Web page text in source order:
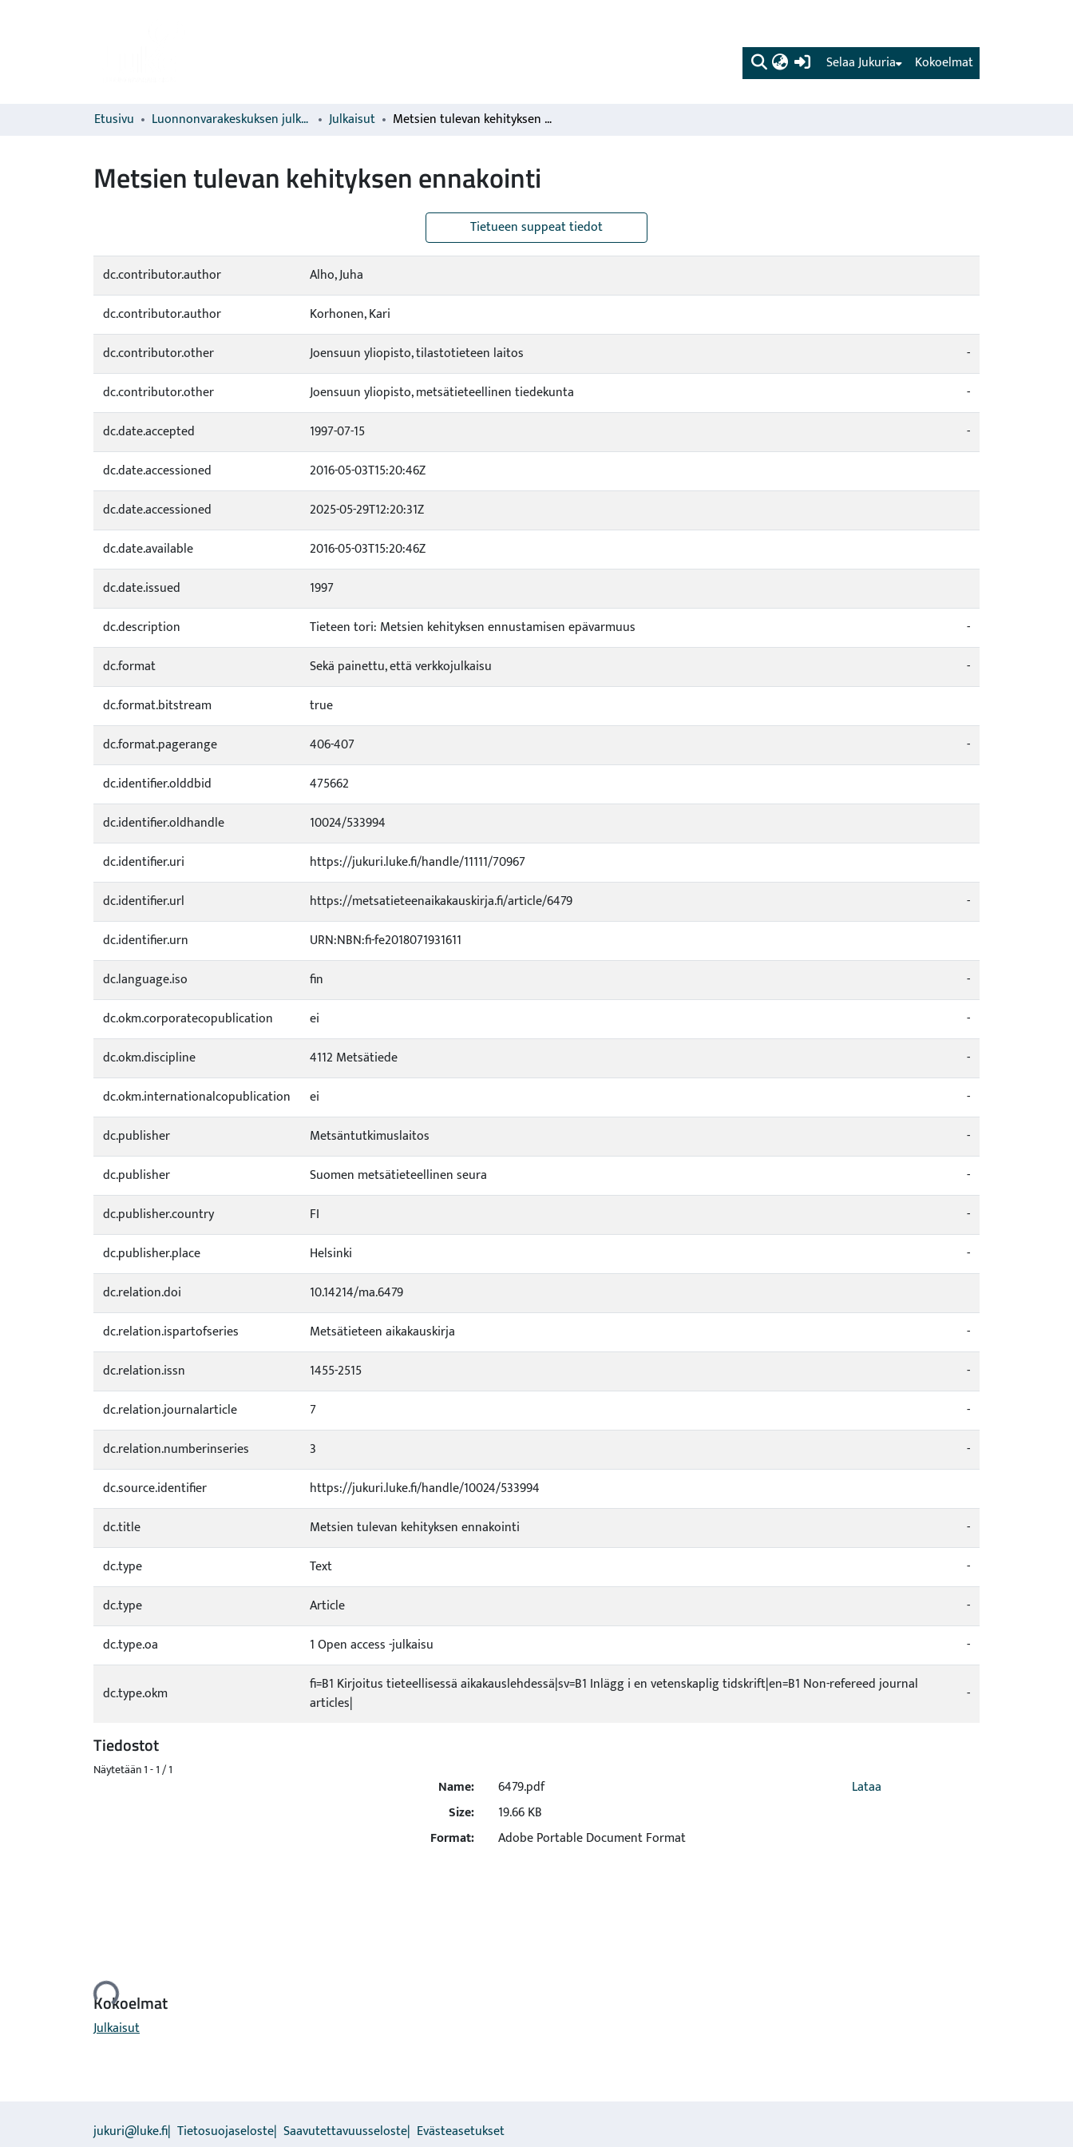
(current) Kokoelmat
Selaa Jukuria
Etusivu Luonnonvarakeskuksen julkaisut Julkaisut Metsien tulevan kehityksen ennakointi
Metsien tulevan kehityksen ennakointi
Tietueen suppeat tiedot
dc.contributor.author
Alho, Juha
dc.contributor.author
Korhonen, Kari
dc.contributor.other
Joensuun yliopisto, tilastotieteen laitos
-
dc.contributor.other
Joensuun yliopisto, metsätieteellinen tiedekunta
-
dc.date.accepted
1997-07-15
-
dc.date.accessioned
2016-05-03T15:20:46Z
dc.date.accessioned
2025-05-29T12:20:31Z
dc.date.available
2016-05-03T15:20:46Z
dc.date.issued
1997
dc.description
Tieteen tori: Metsien kehityksen ennustamisen epävarmuus
-
dc.format
Sekä painettu, että verkkojulkaisu
-
dc.format.bitstream
true
dc.format.pagerange
406-407
-
dc.identifier.olddbid
475662
dc.identifier.oldhandle
10024/533994
dc.identifier.uri
https://jukuri.luke.fi/handle/11111/70967
dc.identifier.url
https://metsatieteenaikakauskirja.fi/article/6479
-
dc.identifier.urn
URN:NBN:fi-fe2018071931611
dc.language.iso
fin
-
dc.okm.corporatecopublication
ei
-
dc.okm.discipline
4112 Metsätiede
-
dc.okm.internationalcopublication
ei
-
dc.publisher
Metsäntutkimuslaitos
-
dc.publisher
Suomen metsätieteellinen seura
-
dc.publisher.country
FI
-
dc.publisher.place
Helsinki
-
dc.relation.doi
10.14214/ma.6479
dc.relation.ispartofseries
Metsätieteen aikakauskirja
-
dc.relation.issn
1455-2515
-
dc.relation.journalarticle
7
-
dc.relation.numberinseries
3
-
dc.source.identifier
https://jukuri.luke.fi/handle/10024/533994
dc.title
Metsien tulevan kehityksen ennakointi
-
dc.type
Text
-
dc.type
Article
-
dc.type.oa
1 Open access -julkaisu -
dc.type.okm
fi=B1 Kirjoitus tieteellisessä aikakauslehdessä|sv=B1 Inlägg i en vetenskaplig tidskrift|en=B1 Non-refereed journal
articles|
-
Tiedostot
Näytetään1 - 1 / 1
Ladataan...
Name:
6479.pdf
Size:
19.66 KB
Format:
Adobe Portable Document Format
Lataa
Kokoelmat
Julkaisut
jukuri@luke.fi Tietosuojaseloste Saavutettavuusseloste Evästeasetukset